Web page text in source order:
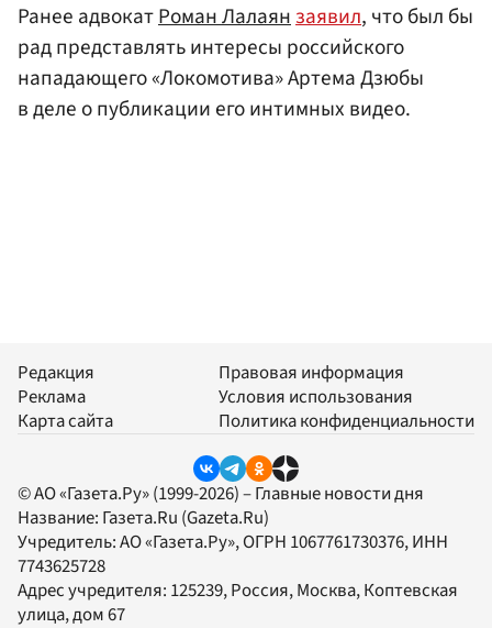
Ранее адвокатРоман Лалаянзаявил, что был бы
рад представлять интересы российского
нападающего «Локомотива» Артема Дзюбы
в деле о публикации его интимных видео.
Редакция
Реклама
Карта сайта
Правовая информация
Условия использования
Политика конфиденциальности
© АО «Газета.Ру» (1999-2026) – Главные новости дня
Название: Газета.Ru (Gazeta.Ru)
Учредитель:АО «Газета.Ру», ОГРН 1067761730376, ИНН
7743625728
Адрес учредителя: 125239, Россия, Москва, Коптевская
улица, дом 67